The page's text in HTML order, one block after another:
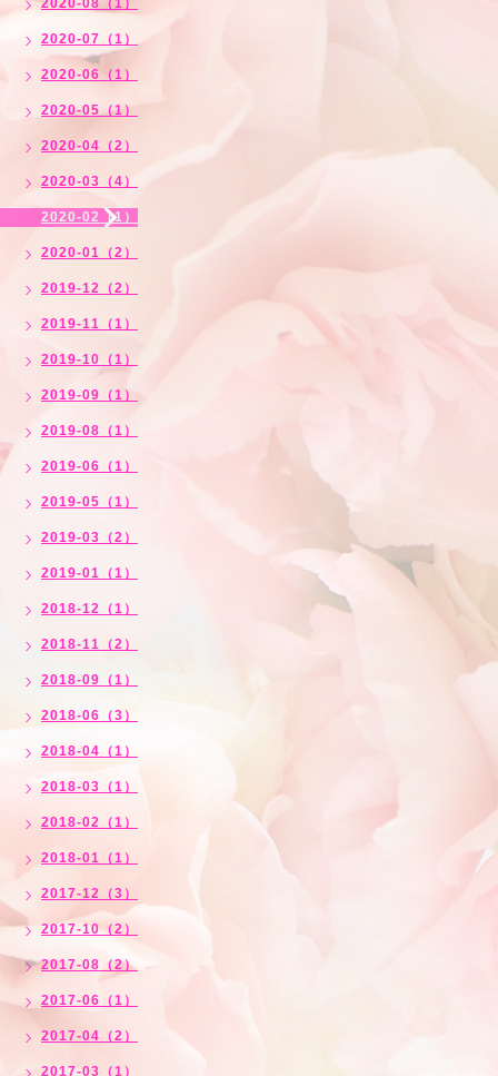
2020-08（1）
2020-07（1）
2020-06（1）
2020-05（1）
2020-04（2）
2020-03（4）
2020-02（1）
2020-01（2）
2019-12（2）
2019-11（1）
2019-10（1）
2019-09（1）
2019-08（1）
2019-06（1）
2019-05（1）
2019-03（2）
2019-01（1）
2018-12（1）
2018-11（2）
2018-09（1）
2018-06（3）
2018-04（1）
2018-03（1）
2018-02（1）
2018-01（1）
2017-12（3）
2017-10（2）
2017-08（2）
2017-06（1）
2017-04（2）
2017-03（1）